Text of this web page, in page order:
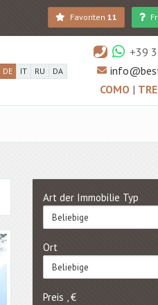
Favoriten 11
DE IT RU DA
+39
COMO |
Art der Immobilie Typ
Beliebige
Ort
Beliebige
Preis , €